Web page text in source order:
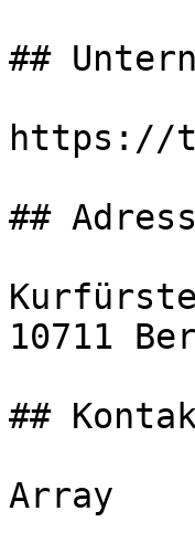
##
https://
##
10711
##
Array